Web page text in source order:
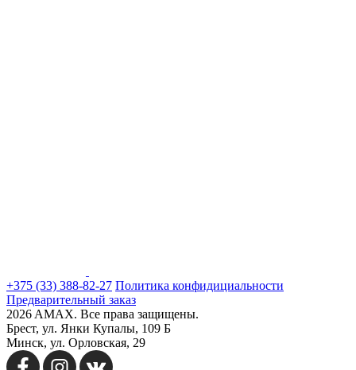
+375 (33) 388-82-27 Политика конфидициальности
Предварительный заказ
2026 AMAX. Все права защищены.
Брест, ул. Янки Купалы, 109 Б
Минск, ул. Орловская, 29